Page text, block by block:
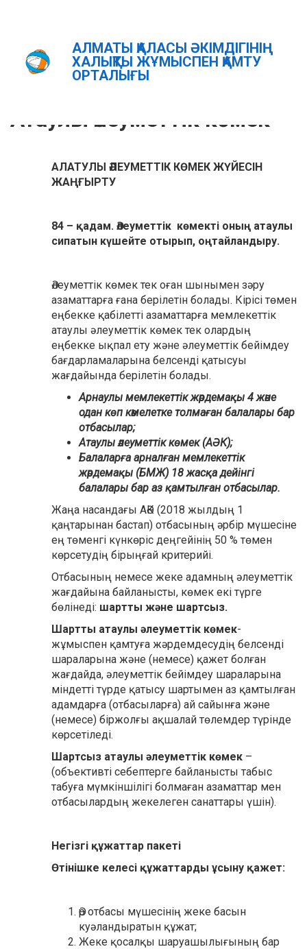
АЛМАТЫ ҚАЛАСЫ ӘКІМДІГІНІҢ
ХАЛЫҚТЫ ЖҰМЫСПЕН ҚАМТУ
ОРТАЛЫҒЫ
Главная Атаулы әлеуметтік көмек
Атаулы әлеуметтік көмек
АЛАТУЛЫ ӘЛЕУМЕТТІК КӨМЕК ЖҮЙЕСІН
ЖАҢҒЫРТУ
84 – қадам. Әлеуметтік көмекті оның атаулы
сипатын күшейте отырып, оңтайландыру.
Әлеуметтік көмек тек оған шынымен зәру
азаматтарға ғана берілетін болады. Кірісі төмен
еңбекке қабілетті азаматтарға мемлекеттік
атаулы әлеуметтік көмек тек олардың
еңбекке ықпал ету және әлеуметтік бейімдеу
бағдарламаларына белсенді қатысуы
жағдайында берілетін болады.
Арнаулы мемлекеттік жәрдемақы 4 және
одан көп кәмелетке толмаған балалары бар
отбасылар;
Атаулы әлеуметтік көмек (АӘК);
Балаларға арналған мемлекеттік
жәрдемақы (БМЖ) 18 жасқа дейінгі
балалары бар аз қамтылған отбасылар.
Жаңа насандағы АӘК (2018 жылдың 1
қаңтарынан бастап) отбасының әрбір мүшесіне
ең төменгі күнкөріс деңгейінің 50 % төмен
көрсетудің бірыңғай критерийі.
Отбасының немесе жеке адамның әлеуметтік
жағдайына байланысты, көмек екі түрге
бөлінеді: шартты және шартсыз.
Шартты атаулы әлеуметтік көмек-
жұмыспен қамтуға жәрдемдесудің белсенді
шараларына және (немесе) қажет болған
жағдайда, әлеуметтік бейімдеу шараларына
міндетті түрде қатысу шартымен аз қамтылған
адамдарға (отбасыларға) ай сайынға және
(немесе) біржолғы ақшалай төлемдер түрінде
көрсетіледі.
Шартсыз атаулы әлеуметтік көмек –
(объективті себептерге байланысты табыс
табуға мүмкіншілігі болмаған азаматтар мен
отбасылардың жекелеген санаттары үшін).
Негізгі құжаттар пакеті
Өтінішке келесі құжаттарды ұсыну қажет:
Әр отбасы мүшесінің жеке басын
куәландыратын құжат;
Жеке қосалқы шаруашылығының бар